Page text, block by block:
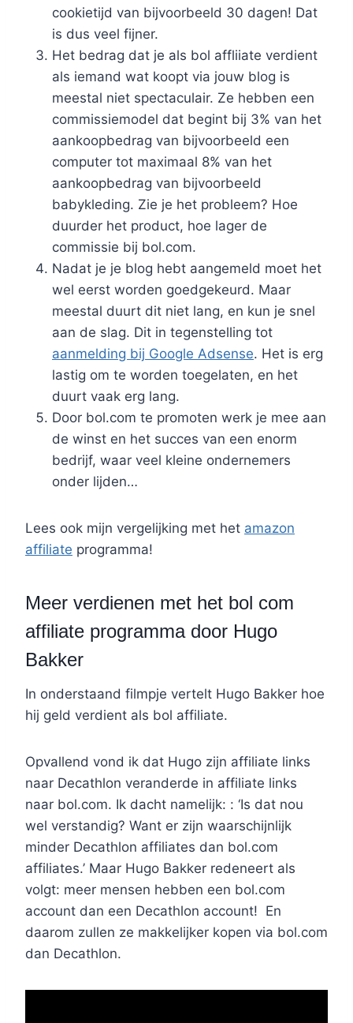
cookietijd van bijvoorbeeld 30 dagen! Dat
is dus veel fijner.
Het bedrag dat je als bol affliiate verdient
als iemand wat koopt via jouw blog is
meestal niet spectaculair. Ze hebben een
commissiemodel dat begint bij 3% van het
aankoopbedrag van bijvoorbeeld een
computer tot maximaal 8% van het
aankoopbedrag van bijvoorbeeld
babykleding. Zie je het probleem? Hoe
duurder het product, hoe lager de
commissie bij bol.com.
Nadat je je blog hebt aangemeld moet het
wel eerst worden goedgekeurd. Maar
meestal duurt dit niet lang, en kun je snel
aan de slag. Dit in tegenstelling tot
aanmelding bij Google Adsense. Het is erg
lastig om te worden toegelaten, en het
duurt vaak erg lang.
Door bol.com te promoten werk je mee aan
de winst en het succes van een enorm
bedrijf, waar veel kleine ondernemers
onder lijden…
Lees ook mijn vergelijking met het amazon
affiliate programma!
Meer verdienen met het bol com
affiliate programma door Hugo
Bakker
In onderstaand filmpje vertelt Hugo Bakker hoe
hij geld verdient als bol affiliate.
Opvallend vond ik dat Hugo zijn affiliate links
naar Decathlon veranderde in affiliate links
naar bol.com. Ik dacht namelijk: : ‘Is dat nou
wel verstandig? Want er zijn waarschijnlijk
minder Decathlon affiliates dan bol.com
affiliates.’ Maar Hugo Bakker redeneert als
volgt: meer mensen hebben een bol.com
account dan een Decathlon account! En
daarom zullen ze makkelijker kopen via bol.com
dan Decathlon.